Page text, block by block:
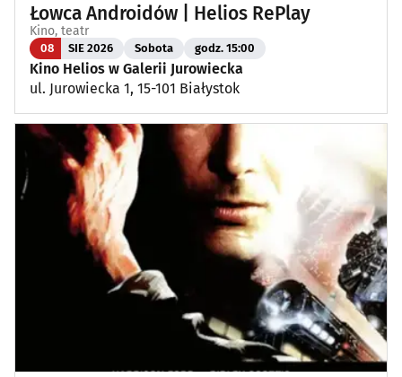
Łowca Androidów | Helios RePlay
Kino, teatr
08 SIE 2026 Sobota godz. 15:00
Kino Helios w Galerii Jurowiecka
ul. Jurowiecka 1, 15-101 Białystok